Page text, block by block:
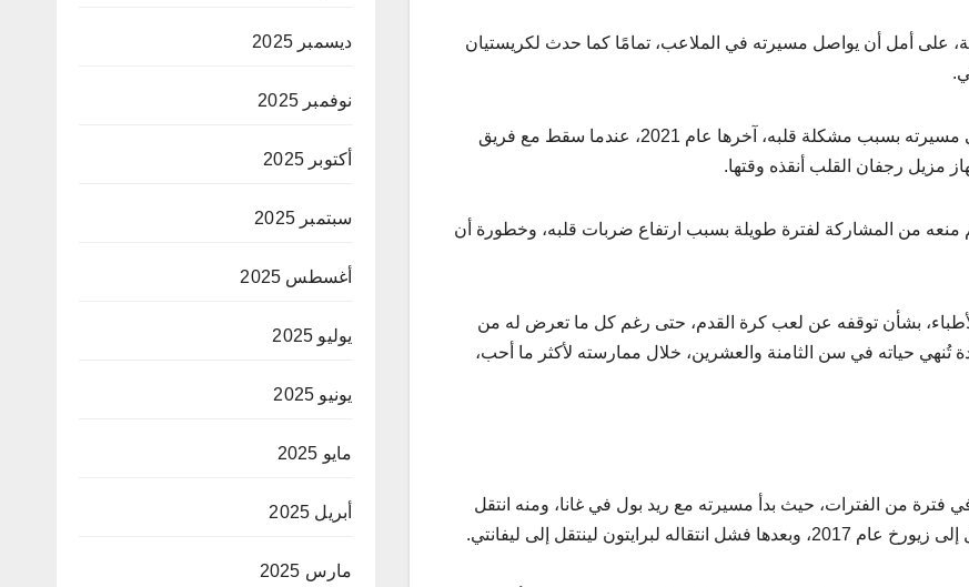
على أمل أن يواصل مسيرته في الملاعب، تمامًا كما حدث لكريستيان
المثير للدهشة أن دوامينا سقط مغشيًّا عليه أكثر من مرة في مسيرته بسبب مشكلة قلبه، آخرها عام 2021، عندما سقط مع فريق
مزيل رجفان القلب أنقذه وقتها.
منعه من المشاركة لفترة طويلة بسبب ارتفاع ضربات قلبه، وخطورة أن
بشأن توقفه عن لعب كرة القدم، حتى رغم كل ما تعرض له من
تُنهي حياته في سن الثامنة والعشرين، خلال ممارسته لأكثر ما أحب،
فترة من الفترات، حيث بدأ مسيرته مع ريد بول في غانا، ومنه انتقل
لينتقل إلى ليفانتي.
ديسمبر 2025
نوفمبر 2025
أكتوبر 2025
سبتمبر 2025
أغسطس 2025
يوليو 2025
يونيو 2025
مايو 2025
أبريل 2025
مارس 2025